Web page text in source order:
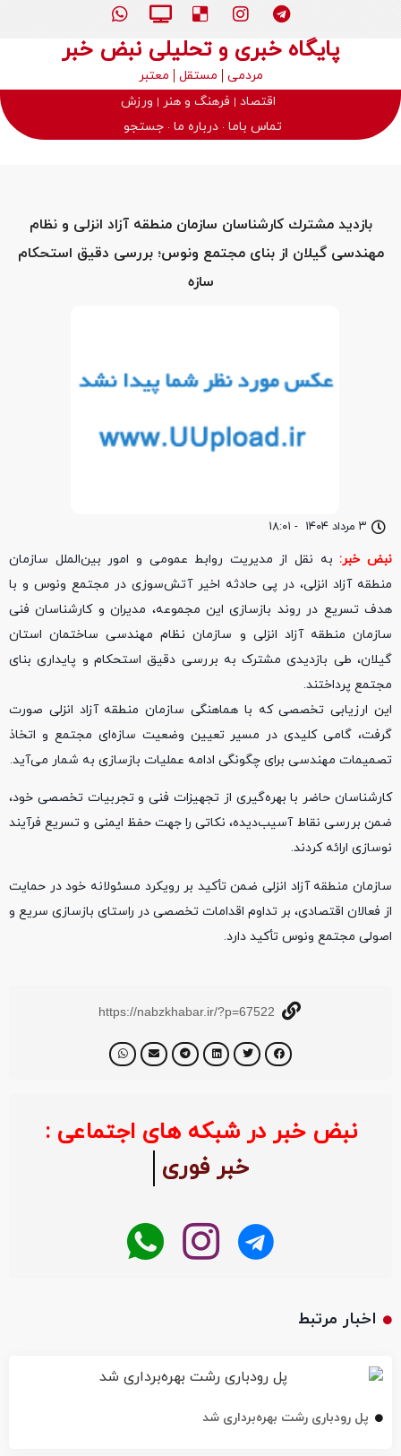
پایگاه خبری و تحلیلی نبض خبر
مردمی مستقل
معتبر
اقتصاد
فرهنگ و هنر
ورزش
تماس باما درباره ما جستجو
۳ مرداد ۱۴۰۴ - ۱۸:۰۱
بازدید مشترك كارشناسان سازمان منطقه آزاد انزلی و نظام
مهندسی گیلان از بنای مجتمع ونوس؛ بررسی دقیق استحكام
سازه
نبض خبر:به نقل از مدیریت روابط عمومی و امور بین‌الملل سازمان
منطقه آزاد انزلی، در پی حادثه اخیر آتش‌سوزی در مجتمع ونوس و با
هدف تسریع در روند بازسازی این مجموعه، مدیران و کارشناسان فنی
سازمان منطقه آزاد انزلی و سازمان نظام مهندسی ساختمان استان
گیلان، طی بازدیدی مشترک به بررسی دقیق استحکام و پایداری بنای
مجتمع پرداختند.
این ارزیابی تخصصی که با هماهنگی سازمان منطقه آزاد انزلی صورت
گرفت، گامی کلیدی در مسیر تعیین وضعیت سازه‌ای مجتمع و اتخاذ
تصمیمات مهندسی برای چگونگی ادامه عملیات بازسازی به شمار می‌آید.
کارشناسان حاضر با بهره‌گیری از تجهیزات فنی و تجربیات تخصصی خود،
ضمن بررسی نقاط آسیب‌دیده، نکاتی را جهت حفظ ایمنی و تسریع فرآیند
نوسازی ارائه کردند.
سازمان منطقه آزاد انزلی ضمن تأکید بر رویکرد مسئولانه خود در حمایت
از فعالان اقتصادی، بر تداوم اقدامات تخصصی در راستای بازسازی سریع و
اصولی مجتمع ونوس تأکید دارد.
https://nabzkhabar.ir/?p=67522
نبض خبر در شبکه های اجتماعی :
خبر فوری
اخبار مرتبط
پل رودباری رشت بهره‌برداری شد